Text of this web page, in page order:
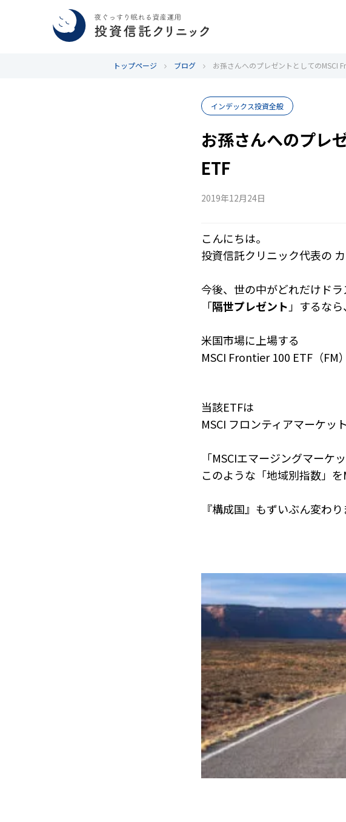
トップページ ブログ お孫さんへのプレゼントとしてのMSCI
インデックス投資全般
お孫さんへのプレ
ETF
2019年12月24日
こんにちは。
投資信託クリニック代表の カ
今後、世の中がどれだけド
「隔世プレゼント 」するなら、
米国市場に上場する
MSCI Frontier 100 ETF（FM
当該ETFは
MSCI フロンティアマーケッ
「MSCIエマージングマーケ
このような「地域別指数」を
『構成国』もずいぶん変わり